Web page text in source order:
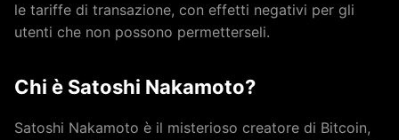
le tariffe di transazione, con effetti negativi per gli
utenti che non possono permetterseli.
Chi è Satoshi Nakamoto?
Satoshi Nakamoto è il misterioso creatore di Bitcoin,